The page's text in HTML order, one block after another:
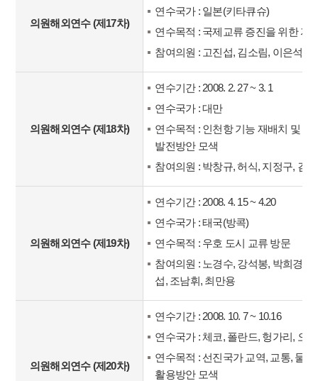
의원해외연수 (제17차)
연수국가 : 일본(키타큐슈)
연수목적 : 국제교류 증진을 위한 자
참여의원 : 고진섭, 김소림, 이은석
의원해외연수 (제18차)
연수기간 : 2008. 2. 27 ~ 3. 1
연수국가 : 대만
연수목적 : 인천항 기능 재배치 및
발전방안 모색
참여의원 : 박창규, 허식, 지정구, 김
의원해외연수 (제19차)
연수기간 : 2008. 4. 15 ~ 4.20
연수국가 : 태국(방콕)
연수목적 : 우호 도시 교류 방문
참여의원 : 노경수, 강석봉, 박희경,
섭, 조남휘, 최만용
의원해외연수 (제20차)
연수기간 : 2008. 10. 7 ~ 10.16
연수국가 : 체코, 폴란드, 헝가리, 오
연수목적 : 선진국가 교역, 교통, 물
활용방안 모색